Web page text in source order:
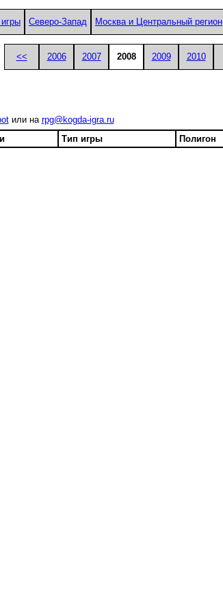
Северо-Запад Москва и Центральный регион
<< 2006 2007 2008 2009 2010
или на rpg@kogda-igra.ru
Тип игры Полигон